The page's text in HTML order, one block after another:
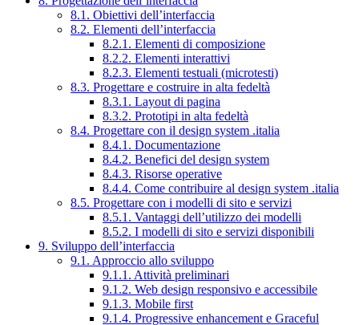
8.1. Obiettivi dell’interfaccia
8.2. Elementi dell’interfaccia
8.2.1. Elementi di composizione
8.2.2. Elementi interattivi
8.2.3. Elementi testuali (microtesti)
8.3. Progettare e costruire in alta fedeltà
8.3.1. Layout di pagina
8.3.2. Prototipi in alta fedeltà
8.4. Progettare con il design system .italia
8.4.1. Documentazione
8.4.2. Benefici del design system
8.4.3. Risorse operative
8.4.4. Come contribuire al design system .italia
8.5. Progettare con i modelli di sito e servizi
8.5.1. Vantaggi dell’utilizzo dei modelli
8.5.2. I modelli di sito e servizi disponibili
9. Sviluppo dell’interfaccia
9.1. Approccio allo sviluppo
9.1.1. Attività preliminari
9.1.2. Web design responsivo e accessibile
9.1.3. Mobile first
9.1.4. Progressive enhancement e Graceful